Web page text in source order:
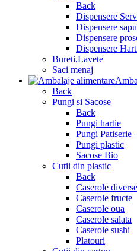
Back
Dispensere
Dispensere
Dispensere
Dispensere
Bureti,Lavete
Saci menaj
Back
Pungi si Sacose
Back
Pungi hartie
Pungi Patiserie
Pungi plastic
Sacose Bio
Cutii din plastic
Back
Caserole diverse
Caserole fructe
Caserole oua
Caserole salata
Caserole sushi
Platouri